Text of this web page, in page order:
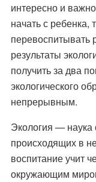
интересно и
начать с ребенка,
перевоспитывать
результаты
получить за два
экологического
непрерывным.
Экология —
происходящих в
воспитание учит
окружающим